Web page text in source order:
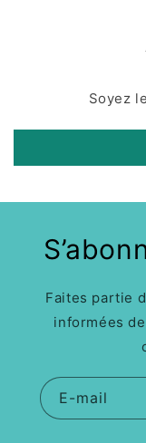
Soyez
Faites partie
informées
E-mail